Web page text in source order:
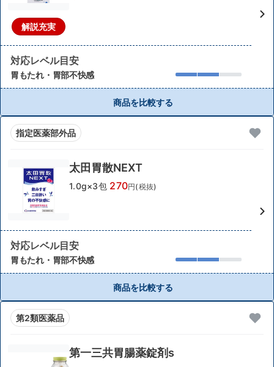
解説充実
対応レベル目安
胃もたれ・胃部不快感
商品を比較する
指定医薬部外品
太田胃散NEXT
1.0g×3包 270円(税抜)
対応レベル目安
胃もたれ・胃部不快感
商品を比較する
第2類医薬品
第一三共胃腸薬錠剤s